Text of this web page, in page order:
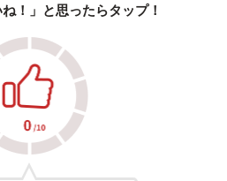
！」と思ったらタップ！